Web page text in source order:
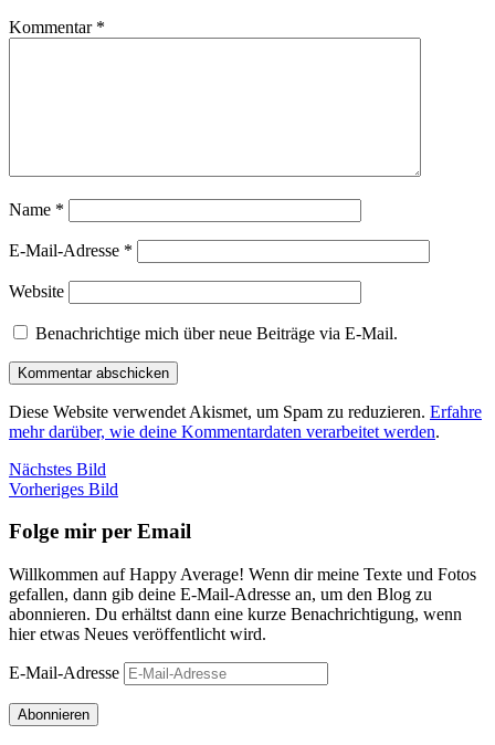
Kommentar *
Name *
E-Mail-Adresse *
Website
Benachrichtige mich über neue Beiträge via E-Mail.
Diese Website verwendet Akismet, um Spam zu reduzieren. Erfahre
mehr darüber, wie deine Kommentardaten verarbeitet werden.
Nächstes Bild
Vorheriges Bild
Folge mir per Email
Willkommen auf Happy Average! Wenn dir meine Texte und Fotos
gefallen, dann gib deine E-Mail-Adresse an, um den Blog zu
abonnieren. Du erhältst dann eine kurze Benachrichtigung, wenn
hier etwas Neues veröffentlicht wird.
E-Mail-Adresse
Abonnieren